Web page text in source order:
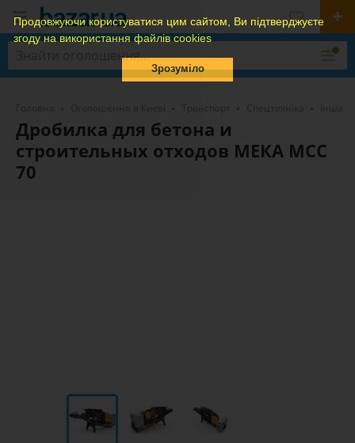
Продовжуючи користуватися цим сайтом, Ви підтверджуєте
згоду на використання файлів cookies
Зрозуміло
Дробилка для бетона и
строительных отходов МЕКА МСС
70